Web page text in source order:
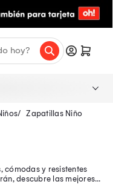
Zapatillas Niño
cómodas y resistentes
descubre las mejores